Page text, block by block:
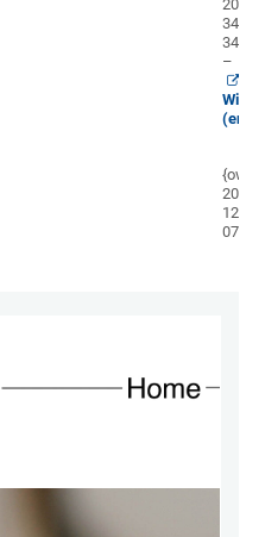
2014,
345-
348.
–
(en)
{ow;
2023-
12-
07}